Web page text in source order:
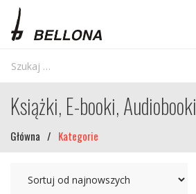
Książki, E-booki, Audiobooki
Główna / Kategorie